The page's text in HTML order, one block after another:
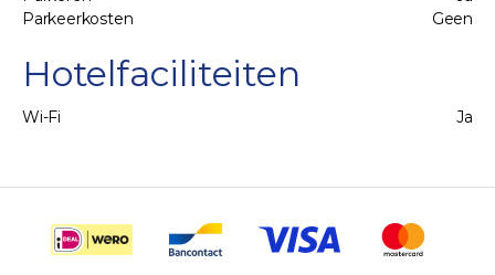
Parkeerkosten
Geen
Hotelfaciliteiten
Wi-Fi Ja